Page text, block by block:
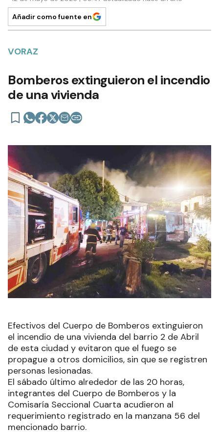
Añadir como fuente en
VORAZ
Bomberos extinguieron el incendio
de una vivienda
Efectivos del Cuerpo de Bomberos extinguieron
el incendio de una vivienda del barrio 2 de Abril
de esta ciudad y evitaron que el fuego se
propague a otros domicilios, sin que se registren
personas lesionadas.
El sábado último alrededor de las 20 horas,
integrantes del Cuerpo de Bomberos y la
Comisaría Seccional Cuarta acudieron al
requerimiento registrado en la manzana 56 del
mencionado barrio.